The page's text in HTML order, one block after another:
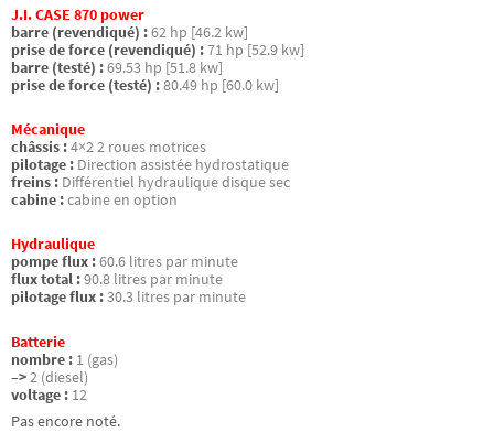
J.I. CASE 870 power
barre (revendiqué) :62 hp [46.2 kw]
prise de force (revendiqué) :71 hp [52.9 kw]
barre (testé) :69.53 hp [51.8 kw]
prise de force (testé) :80.49 hp [60.0 kw]
Mécanique
châssis :4×2 2 roues motrices
pilotage : Direction assistée hydrostatique
freins : Différentiel hydraulique disque sec
cabine :cabine en option
Hydraulique
pompe flux :60.6 litres par minute
flux total :90.8 litres par minute
pilotage flux :30.3 litres par minute
Batterie
nombre : 1 (gas)
–>2 (diesel)
voltage : 12
Pas encore noté.